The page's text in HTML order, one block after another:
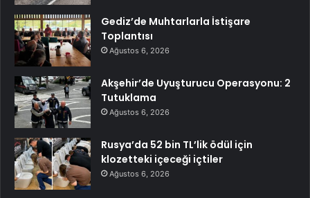
Gediz’de Muhtarlarla İstişare
Toplantısı
Ağustos 6, 2026
Akşehir’de Uyuşturucu Operasyonu: 2
Tutuklama
Ağustos 6, 2026
Rusya’da 52 bin TL’lik ödül için
klozetteki içeceği içtiler
Ağustos 6, 2026